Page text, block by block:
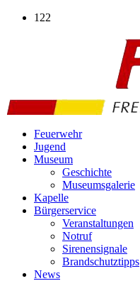
Zum
122
Feuerwehr
Jugend
Museum
Geschichte
Museumsgalerie
Kapelle
Bürgerservice
Veranstaltungen
Notruf
Sirenensignale
Brandschutztipps
News